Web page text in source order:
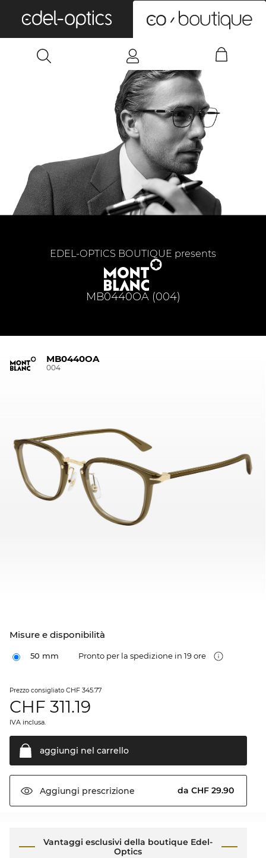
MB0440OA (004)
EDEL-OPTICS BOUTIQUE presents
MB0440OA
004
Misure e disponibilità
50 mm Pronto per la spedizione in 19 ore
Prezzo consigliato CHF 345.77
CHF 311.19
IVA inclusa.
aggiungi nel carrello
Aggiungi prescrizione da CHF 29.90
Vantaggi esclusivi della boutique Edel-
Optics